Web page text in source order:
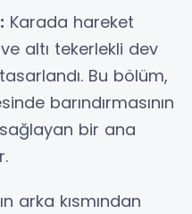
Karada hareket
ve altı tekerlekli dev
Bu bölüm,
barındırmasının
bir ana
arka kısmından